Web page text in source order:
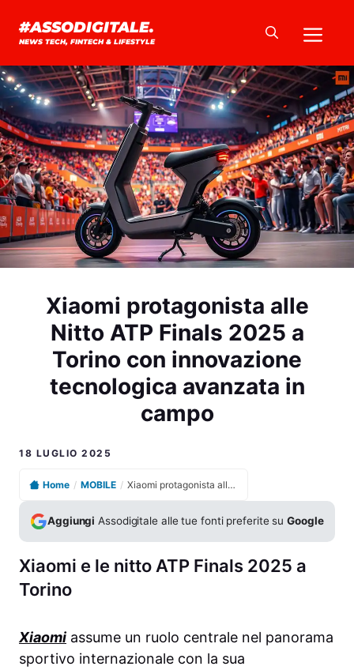
#ASSODIGITALE.
NEWS TECH, FINTECH & LIFESTYLE
Xiaomi protagonista alle
Nitto ATP Finals 2025 a
Torino con innovazione
tecnologica avanzata in
campo
18 LUGLIO 2025
Home / MOBILE / Xiaomi protagonista alle Nitto ATP Finals 2025 a Torino con innovazione tecnologica avanzata in campo
Aggiungi Assodigitale alle tue fonti preferite suGoogle
Xiaomi e le nitto ATP Finals 2025 a
Torino
Xiaomi assume un ruolo centrale nel panorama
sportivo internazionale con la sua